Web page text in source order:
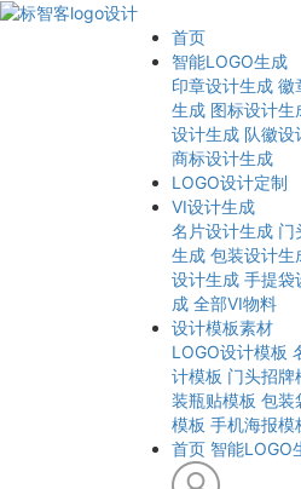
首页
智能LOGO生成
印章设计生成 徽
生成 图标设计生
设计生成 队徽设
商标设计生成
LOGO设计定制
VI设计生成
名片设计生成 门
生成 包装设计生
设计生成 手提袋
成 全部VI物料
设计模板素材
LOGO设计模板
计模板 门头招牌
装瓶贴模板 包装
模板 手机海报模
首页 智能LOGO